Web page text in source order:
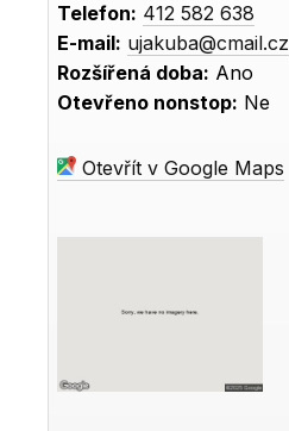
Telefon: 412 582 638
E-mail: ujakuba@cmail.cz
Rozšířená doba: Ano
Otevřeno nonstop: Ne
Otevřít v Google Maps